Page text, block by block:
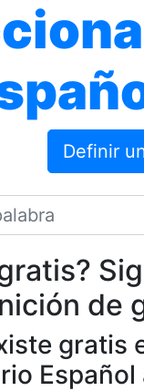
Definir
de
gratis
Español